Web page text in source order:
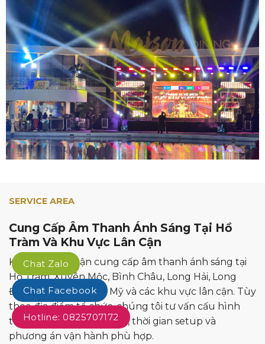
SERVICE AREA
Cung Cấp Âm Thanh Ánh Sáng Tại Hồ
Tràm Và Khu Vực Lân Cận
KP EVENTS nhận cung cấp âm thanh ánh sáng tại
Hồ Tràm, Xuyên Mộc, Bình Châu, Long Hải, Long
Điền, Vũng Tàu, Phú Mỹ và các khu vực lân cận. Tùy
theo địa điểm tổ chức, chúng tôi tư vấn cấu hình
thiết bị, nhân sự kỹ thuật, thời gian setup và
phương án vận hành phù hợp.
Chat Zalo
Chat Facebook
Hotline: 0825707172